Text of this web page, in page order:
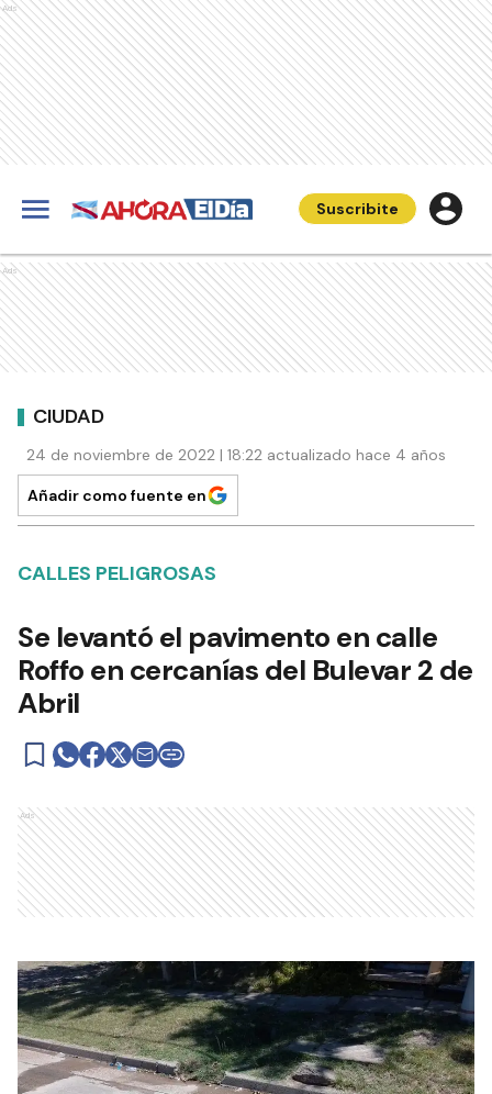
Ads
Suscribite
Ads
CIUDAD
24 de noviembre de 2022 | 18:22 actualizado hace 4 años
Añadir como fuente en
CALLES PELIGROSAS
Se levantó el pavimento en calle
Roffo en cercanías del Bulevar 2 de
Abril
Ads